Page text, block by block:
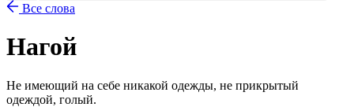
Все слова
Нагой
Не имеющий на себе никакой одежды, не прикрытый
одеждой, голый.